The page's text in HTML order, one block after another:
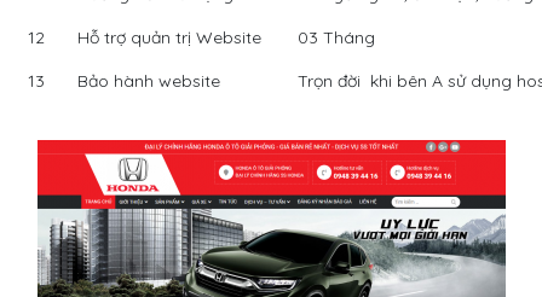
12
Hỗ trợ quản trị Website
03 Tháng
13
Bảo hành website Trọn đời khi bên A sử dụng